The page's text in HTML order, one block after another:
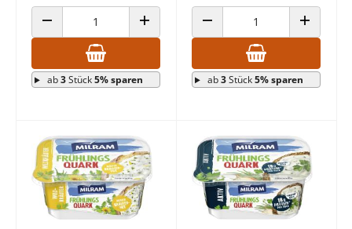
ANZAHL VERRINGERN ANZAHL ERHÖHEN
ab3Stück5% sparen
ANZAHL VERRINGERN ANZAHL
ab3Stück5% sparen